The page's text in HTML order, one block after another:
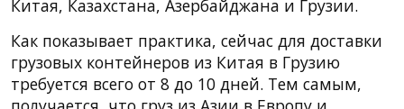
Китая, Казахстана, Азербайджана и Грузии.
Как показывает практика, сейчас для доставки
грузовых контейнеров из Китая в Грузию
требуется всего от 8 до 10 дней. Тем самым,